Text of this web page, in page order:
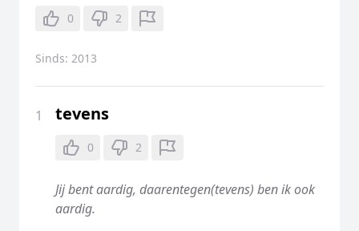
0 2
Sinds: 2013
1 tevens
0 2
Jij bent aardig, daarentegen(tevens) ben ik ook
aardig.